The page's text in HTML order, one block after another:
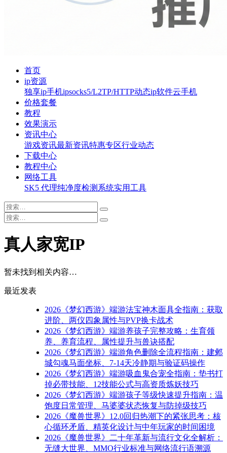
首页
ip资源
独享ip手机ipsocks5/L2TP/HTTP动态ip软件云手机
价格套餐
教程
效果演示
资讯中心
游戏资讯最新资讯特惠专区行业动态
下载中心
教程中心
网络工具
SK5 代理纯净度检测系统实用工具
真人家宽IP
暂未找到相关内容…
最近发表
2026《梦幻西游》端游法宝神木面具全指南：获取
进阶、两仪四象属性与PVP换卡战术
2026《梦幻西游》端游养孩子完整攻略：生育领
养、养育流程、属性提升与兽诀搭配
2026《梦幻西游》端游角色删除全流程指南：建邺
城勾魂马面坐标、7-14天冷静期与验证码操作
2026《梦幻西游》端游吸血鬼合宠全指南：垫书打
掉必带技能、12技能公式与高资质炼妖技巧
2026《梦幻西游》端游孩子等级快速提升指南：温
饱度日常管理、马婆婆状态恢复与防掉级技巧
2026《魔兽世界》12.0回归热潮下的紧张思考：核
心循环矛盾、精英化设计与中年玩家的时间困境
2026《魔兽世界》二十年革新与流行文化全解析：
无缝大世界、MMO行业标准与网络流行语溯源